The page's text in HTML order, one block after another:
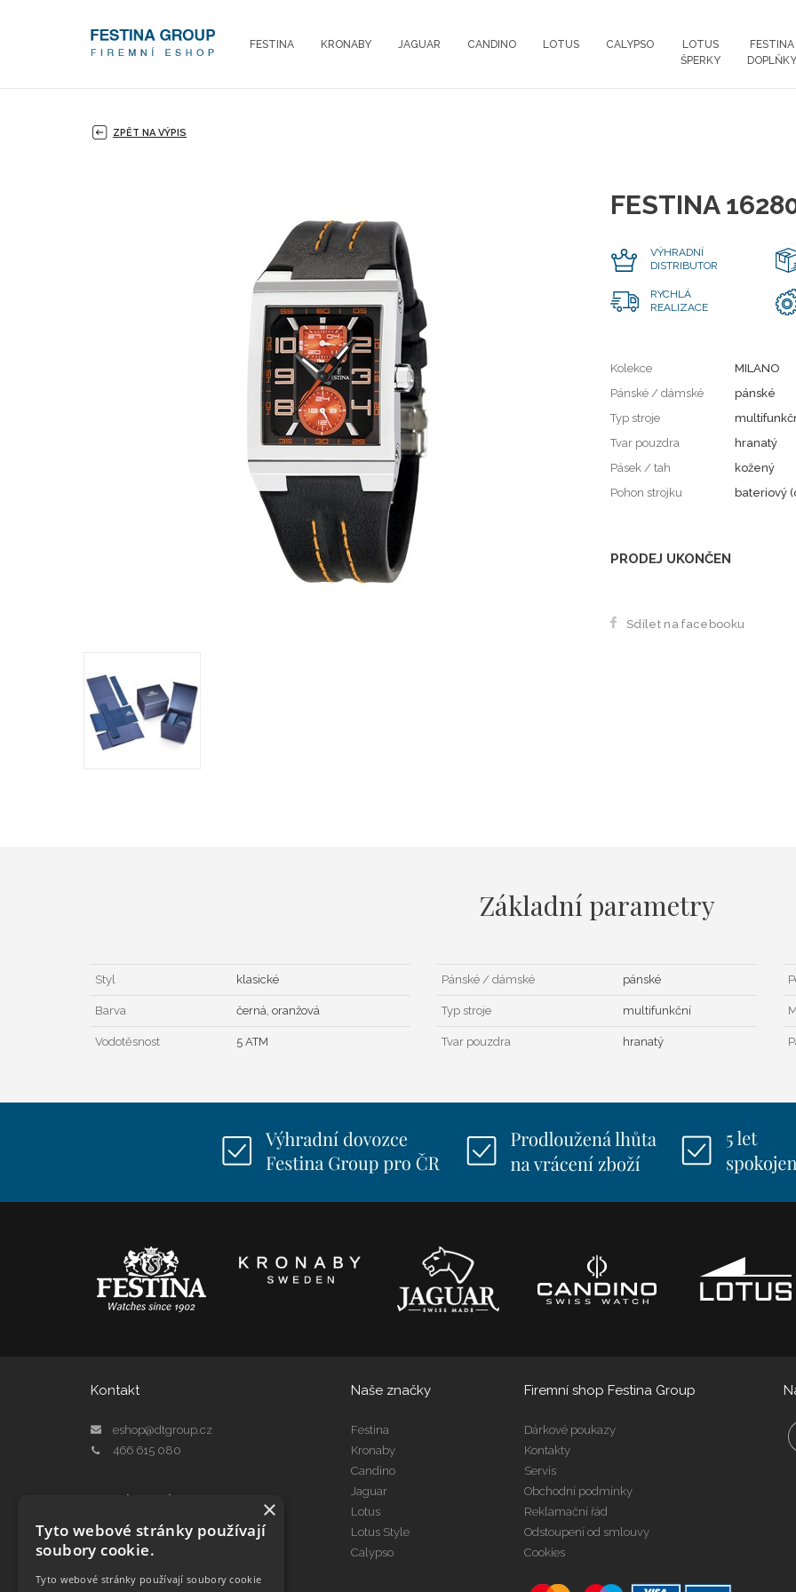
FESTINA KRONABY JAGUAR CANDINO LOTUS CALYPSO
LOTUS
ŠPERKY
FESTINA
DOPLŇKY
ZPĚT NA VÝPIS
FESTINA
VÝHRADNÍ
DISTRIBUTOR
RYCHLÁ
REALIZACE
Kolekce
MILANO
Pánské / dámské
pánské
Typ stroje
Tvar pouzdra
hranatý
Pásek / tah
kožený
Pohon strojku
bateriový
PRODEJ UKONČEN
Sdílet na facebooku
Základní parametry
Styl klasické
Barva černá, oranžová
Vodotěsnost 5 ATM
Pánské / dámské pánské
Typ stroje multifunkční
Tvar pouzdra hranatý
Kontakt
eshop@dtgroup.cz
466 615 080
Kontakt Servis
466 615 078
Naše značky
Festina
Kronaby
Candino
Jaguar
Lotus
Lotus Style
Calypso
Firemní shop Festina Group
Dárkové poukazy
Kontakty
Servis
Obchodní podmínky
Reklamační řád
Odstoupení od smlouvy
Cookies
×
Tyto webové stránky používají
soubory cookie.
Tyto webové stránky používají soubory cookie